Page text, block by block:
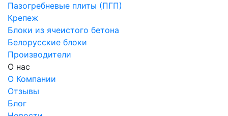
Пазогребневые плиты (ПГП)
Крепеж
Блоки из ячеистого бетона
Белорусские блоки
Производители
О нас
О Компании
Отзывы
Блог